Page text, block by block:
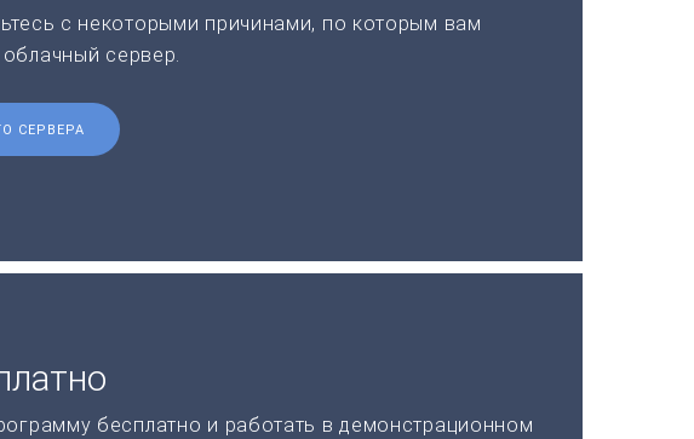
с некоторыми причинами, по которым вам
сервер.
СЕРВЕРА
бесплатно и работать в демонстрационном